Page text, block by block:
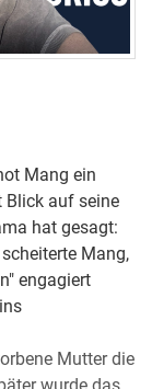
Mang ein
Blick auf seine
hat gesagt:
Mang,
engagiert
Mutter die